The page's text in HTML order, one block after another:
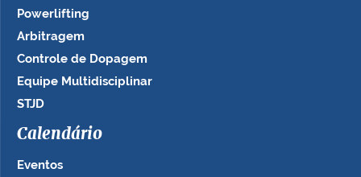
Powerlifting
Arbitragem
Controle de Dopagem
Equipe Multidisciplinar
STJD
Calendário
Eventos